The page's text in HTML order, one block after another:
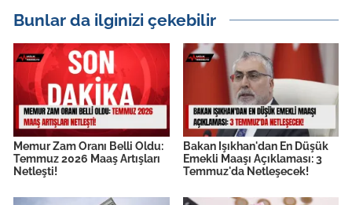
Bunlar da ilginizi çekebilir
Memur Zam Oranı Belli Oldu:
Temmuz 2026 Maaş Artışları
Netleşti!
Bakan Işıkhan'dan En Düşük
Emekli Maaşı Açıklaması: 3
Temmuz'da Netleşecek!